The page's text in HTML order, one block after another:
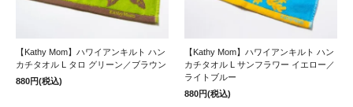
【Kathy Mom】ハワイアンキルト ハン
カチタオル L タロ グリーン／ブラウン
880円(税込)
【Kathy Mom】ハワイアンキルト ハン
カチタオル L サンフラワー イエロー／
ライトブルー
880円(税込)